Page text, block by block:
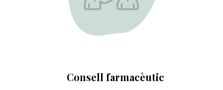
Consell farmacèutic
Via web o correu